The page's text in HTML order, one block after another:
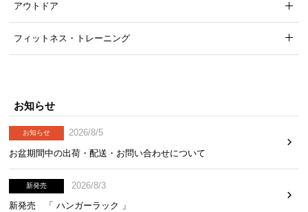
アウトドア
フィットネス・トレーニング
お知らせ
お知らせ
2026/8/5
お盆期間中の出荷・配送・お問い合わせについて
新発売
2026/8/3
新発売 「 ハンガーラック 」